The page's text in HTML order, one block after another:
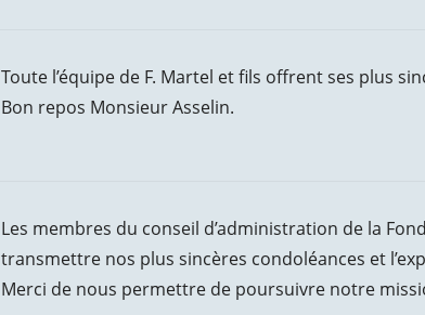
Toute l’équipe de F. Martel et fils offrent ses plus
Bon repos Monsieur Asselin.
Les membres du conseil d’administration de la
transmettre nos plus sincères condoléances et
Merci de nous permettre de poursuivre notre